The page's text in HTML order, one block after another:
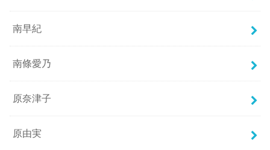
南早紀
南條愛乃
原奈津子
原由実